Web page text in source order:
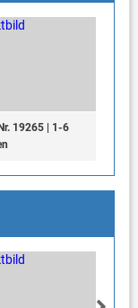
19265 | 1-6